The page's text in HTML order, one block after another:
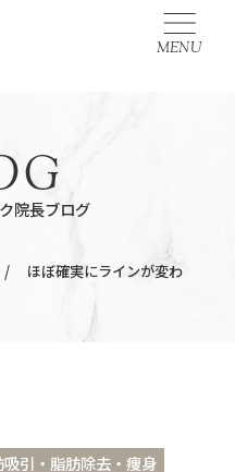
MENU
院長ブログ
/ ほぼ確実にラインが変わ
吸引・脂肪除去・痩身